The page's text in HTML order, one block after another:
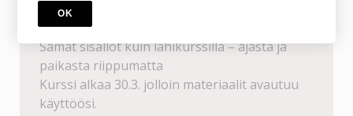
KURSSI
TEHO | Arkkitehtuuri | ETÄKURSSI
Samat sisällöt kuin lähikurssilla – ajasta ja
paikasta riippumatta
Kurssi alkaa 30.3. jolloin materiaalit avautuu
käyttöösi.
OK